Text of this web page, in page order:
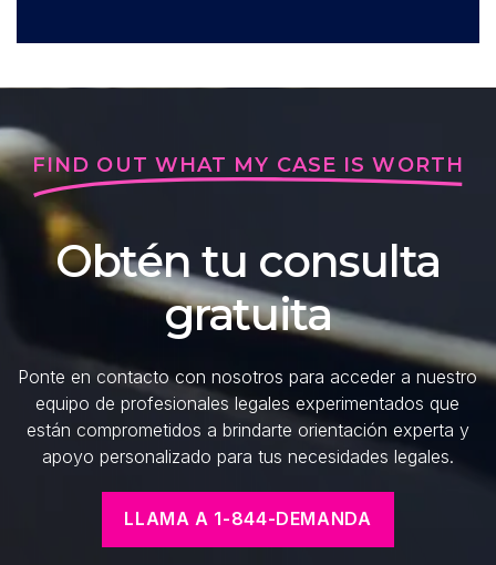
FIND OUT WHAT MY CASE IS WORTH
Obtén tu consulta
gratuita
Ponte en contacto con nosotros para acceder a nuestro
equipo de profesionales legales experimentados que
están comprometidos a brindarte orientación experta y
apoyo personalizado para tus necesidades legales.
LLAMA A 1-844-DEMANDA